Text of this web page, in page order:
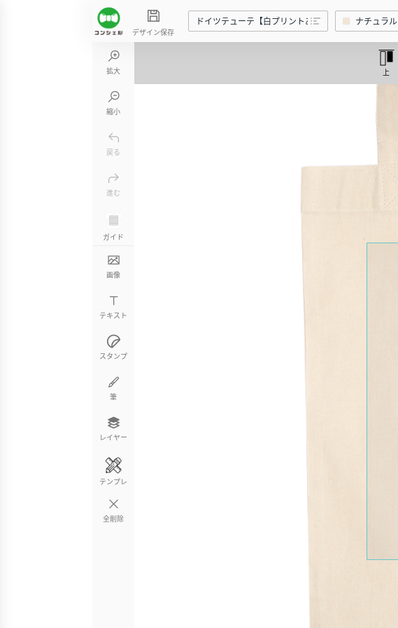
デザイン保存
ドイツテューテ【白プリントあり】 ナチュラル
拡大
縮小
戻る
進む
ガイド
画像
テキスト
スタンプ
筆
レイヤー
テンプレ
全削除
上